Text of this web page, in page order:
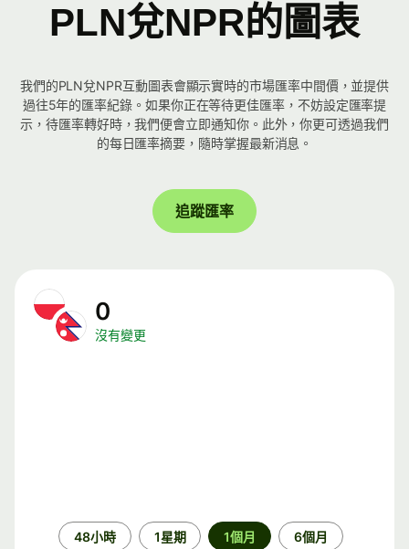
PLN兌NPR的圖表
我們的PLN兌NPR互動圖表會顯示實時的市場匯率中間價，並提供
過往5年的匯率紀錄。如果你正在等待更佳匯率，不妨設定匯率提
示，待匯率轉好時，我們便會立即通知你。此外，你更可透過我們
的每日匯率摘要，隨時掌握最新消息。
追蹤匯率
0
沒有變更
48小時 1星期 1個月 6個月